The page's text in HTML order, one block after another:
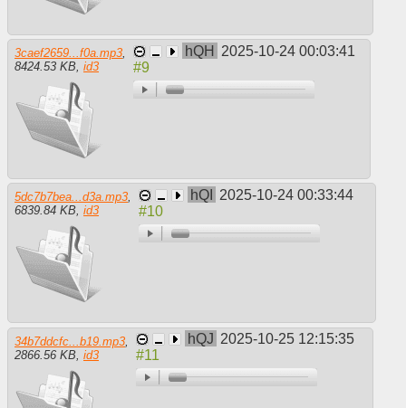
3caef2659...f0a.mp3,
8424.53 KB, id3
hQH 2025-10-24 00:03:41
5dc7b7bea...d3a.mp3,
6839.84 KB, id3
hQI 2025-10-24 00:33:44
34b7ddcfc...b19.mp3
2866.56 KB id3
hQJ 2025-10-25 12:15:35